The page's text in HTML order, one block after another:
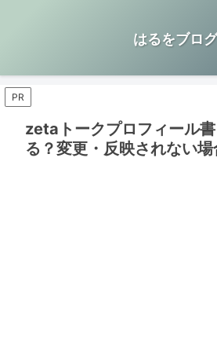
はるをブログ
PR
zetaトークプロフィール
る？変更・反映されない場